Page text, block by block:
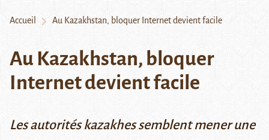
Accueil Au Kazakhstan, bloquer Internet devient facile
Au Kazakhstan, bloquer
Internet devient facile
Les autorités kazakhes semblent mener une